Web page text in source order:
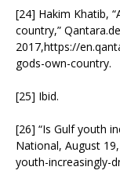
[24] Hakim Khatib,
country,”
2017,https://
gods-own-country.
[25] Ibid.
[26] “Is Gulf youth
National, August
youth-increasingly-